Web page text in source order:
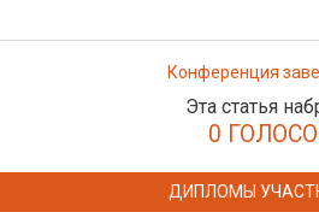
Конференция
Эта статья
0
ДИПЛОМЫ